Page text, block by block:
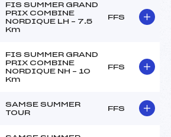
FIS SUMMER GRAND
PRIX COMBINE
NORDIQUE LH – 7.5
Km
FFS
FIS SUMMER GRAND
PRIX COMBINE
NORDIQUE NH – 10
Km
FFS
SAMSE SUMMER
TOUR
FFS